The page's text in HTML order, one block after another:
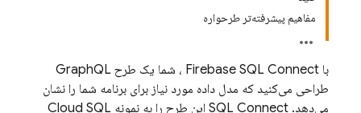
مفاهیم پیشرفته‌تر طرحواره
با Firebase SQL Connect
، شما یک طرح GraphQL
طراحی می‌کنید که مدل داده مورد نیاز برای برنامه شما را نشان
می‌دهد. SQL Connect این طرح را به نمونه Cloud SQL